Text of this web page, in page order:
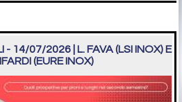
- 14/07/2026 | L. FAVA (LSI INOX) E
(EURE INOX)